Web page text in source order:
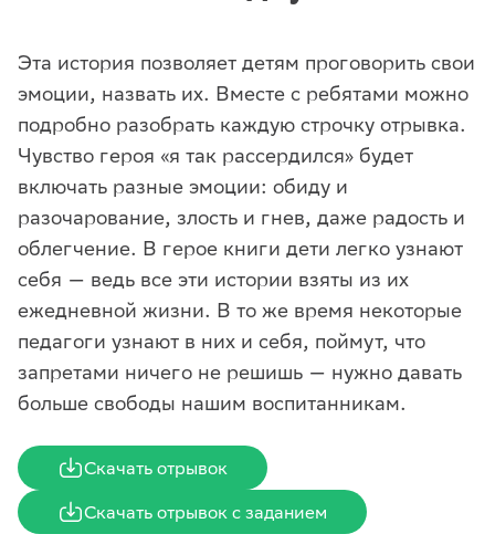
Эта история позволяет детям проговорить свои
эмоции, назвать их. Вместе с ребятами можно
подробно разобрать каждую строчку отрывка.
Чувство героя «я так рассердился» будет
включать разные эмоции: обиду и
разочарование, злость и гнев, даже радость и
облегчение. В герое книги дети легко узнают
себя — ведь все эти истории взяты из их
ежедневной жизни. В то же время некоторые
педагоги узнают в них и себя, поймут, что
запретами ничего не решишь — нужно давать
больше свободы нашим воспитанникам.
Скачать отрывок
Скачать отрывок с заданием